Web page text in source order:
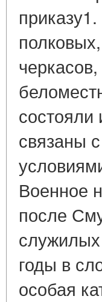
состояли
связаны
Военное
после
годы в
особая